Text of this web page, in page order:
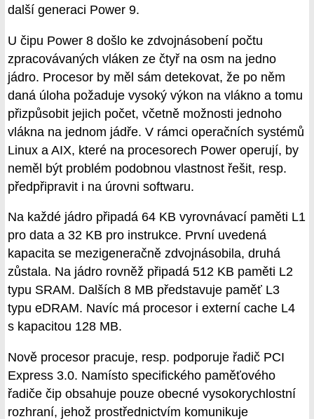
další generaci Power 9.
U čipu Power 8 došlo ke zdvojnásobení počtu
zpracovávaných vláken ze čtyř na osm na jedno
jádro. Procesor by měl sám detekovat, že po něm
daná úloha požaduje vysoký výkon na vlákno a tomu
přizpůsobit jejich počet, včetně možnosti jednoho
vlákna na jednom jádře. V rámci operačních systémů
Linux a AIX, které na procesorech Power operují, by
neměl být problém podobnou vlastnost řešit, resp.
předpřipravit i na úrovni softwaru.
Na každé jádro připadá 64 KB vyrovnávací paměti L1
pro data a 32 KB pro instrukce. První uvedená
kapacita se mezigeneračně zdvojnásobila, druhá
zůstala. Na jádro rovněž připadá 512 KB paměti L2
typu SRAM. Dalších 8 MB představuje paměť L3
typu eDRAM. Navíc má procesor i externí cache L4
s kapacitou 128 MB.
Nově procesor pracuje, resp. podporuje řadič PCI
Express 3.0. Namísto specifického paměťového
řadiče čip obsahuje pouze obecné vysokorychlostní
rozhraní, jehož prostřednictvím komunikuje